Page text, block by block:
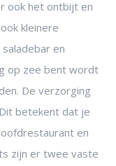
ook het ontbijt en
kleinere
en
op zee bent wordt
De verzorging
betekent dat je
en
zijn er twee vaste